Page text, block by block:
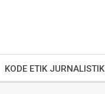
KODE ETIK JURNALISTIK